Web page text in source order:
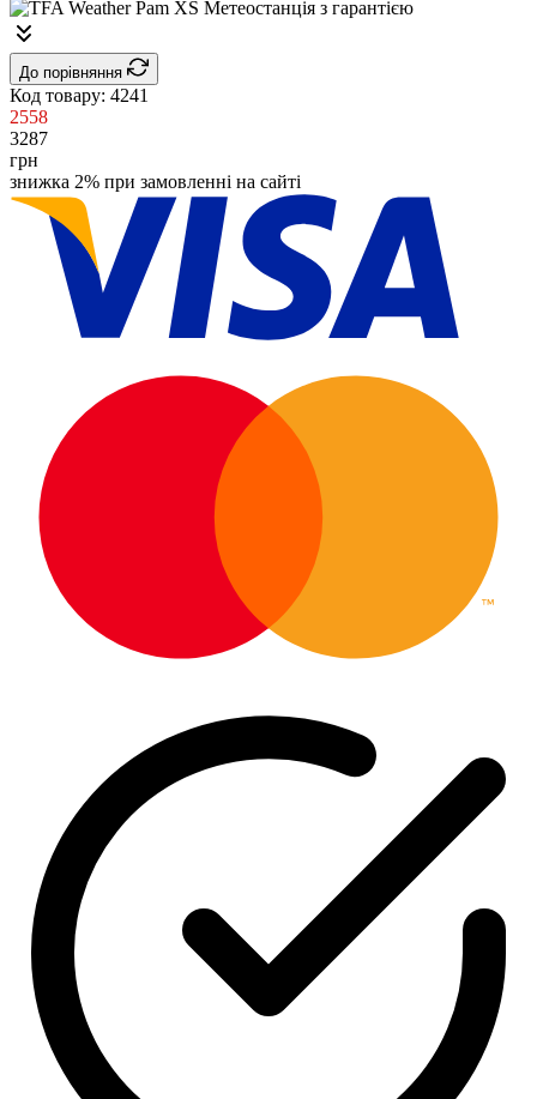
До порівняння
Код товару: 4241
2558
3287
грн
знижка 2% при замовленні на сайті